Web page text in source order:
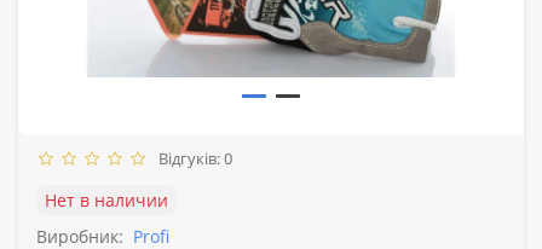
Відгуків: 0
Нет в наличии
Виробник: Profi